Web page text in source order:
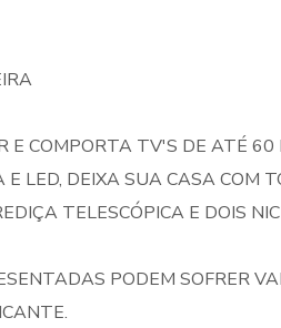
COMPORTA TV'S DE ATÉ
LED, DEIXA SUA CASA COM
TELESCÓPICA E DOIS
PODEM SOFRER